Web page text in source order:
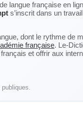
langue française en
s’inscrit dans un
dont le rythme de
française. Le-
et offrir aux